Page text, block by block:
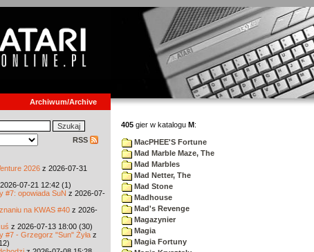
Archiwum/Archive
RSS
2026 z 2026-07-31
07-21 12:42 (1)
#7: opowiada SuN z 2026-07-
na KWAS #40 z 2026-
z 2026-07-13 18:00 (30)
#7 - Grzegorz "Sun" Żyła z
405 gier w katalogu M:
MacPHEE'S Fortune
Mad Marble Maze, The
Mad Marbles
Mad Netter, The
Mad Stone
Madhouse
Mad's Revenge
Magazynier
Magia
Magia Fortuny